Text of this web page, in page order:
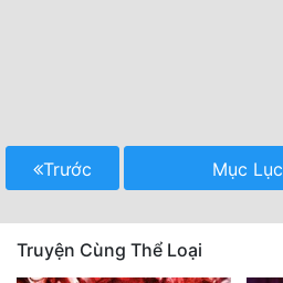
Trước Mục Lục
Truyện Cùng Thể Loại